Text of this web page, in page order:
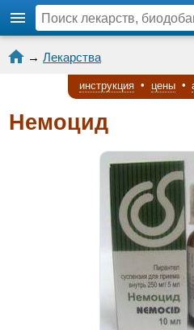
→ Лекарства
инструкция • цены •
Немоцид